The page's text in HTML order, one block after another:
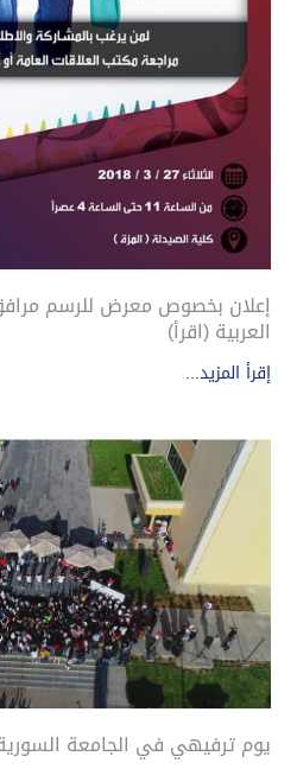
إعلان بخصوص معرض للرسم
العربية (اقرأ)
إقرأ المزيد...
يوم ترفيهي في الجامعة